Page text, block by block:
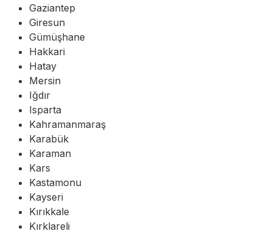
Gaziantep
Giresun
Gümüşhane
Hakkari
Hatay
Mersin
Iğdır
Isparta
Kahramanmaraş
Karabük
Karaman
Kars
Kastamonu
Kayseri
Kırıkkale
Kırklareli